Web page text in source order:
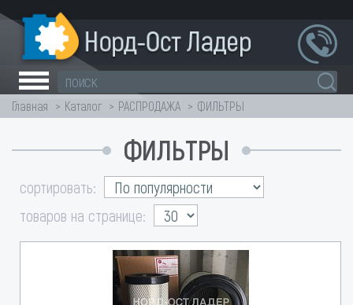
Главная Каталог РАСПРОДАЖА ФИЛЬТРЫ
ФИЛЬТРЫ
сортировать:
товаров на странице: